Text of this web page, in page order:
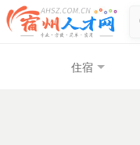
住宿